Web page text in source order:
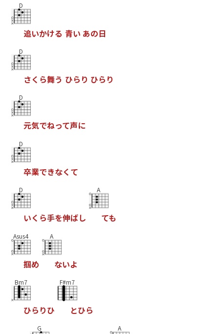
D
追いかける 青い あの日
D
さく ら舞う ひら り ひら り
D
元気でねって声に
D
卒業できなく て
D
いく ら手を伸ばし
A
ても
Asus4
掴め
A
ないよ
Bm7
ひら りひ
F#m7
とひら
G A